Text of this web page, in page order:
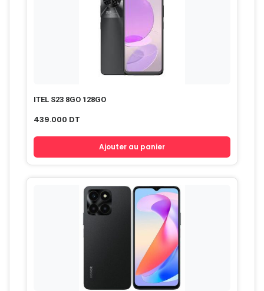
ITEL S23 8GO 128GO
439.000 DT
Ajouter au panier